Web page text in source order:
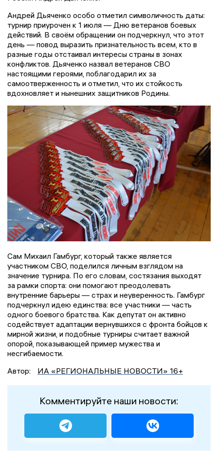
Андрей Дьяченко особо отметил символичность даты:
турнир приурочен к 1 июля — Дню ветеранов боевых
действий. В своём обращении он подчеркнул, что этот
день — повод выразить признательность всем, кто в
разные годы отстаивал интересы страны в зонах
конфликтов. Дьяченко назвал ветеранов СВО
настоящими героями, поблагодарил их за
самоотверженность и отметил, что их стойкость
вдохновляет и нынешних защитников Родины.
Сам Михаил Гамбург, который также является
участником СВО, поделился личным взглядом на
значение турнира. По его словам, состязания выходят
за рамки спорта: они помогают преодолевать
внутренние барьеры — страх и неуверенность. Гамбург
подчеркнул идею единства: все участники — часть
одного боевого братства. Как депутат он активно
содействует адаптации вернувшихся с фронта бойцов к
мирной жизни, и подобные турниры считает важной
опорой, показывающей пример мужества и
несгибаемости.
Автор:
ИА «РЕГИОНАЛЬНЫЕ НОВОСТИ» 16+
Комментируйте наши новости: